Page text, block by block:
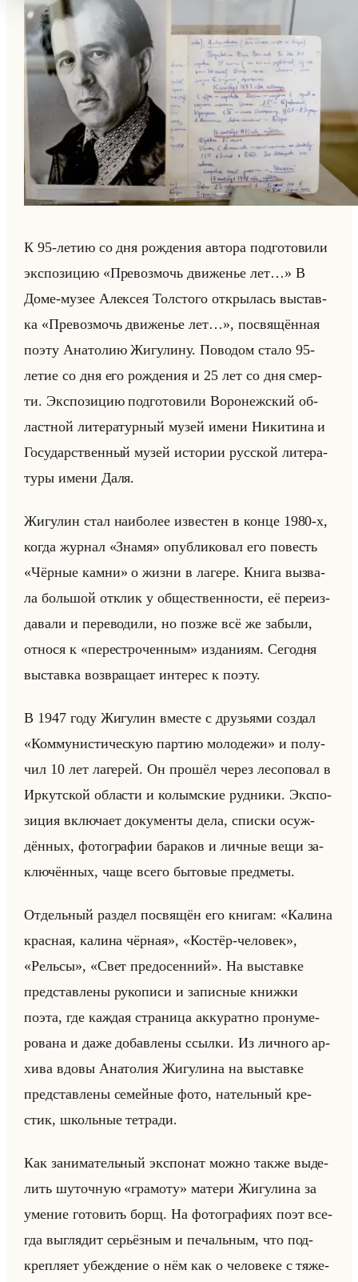
К 95-летию со дня рож­де­ния ав­то­ра под­го­то­ви­ли
экс­по­зи­цию «Превозмочь движенье лет…» В
Доме-музее Алек­сея Тол­сто­го от­кры­лась вы­став­
ка «Превозмочь движенье лет…», по­свя­щён­ная
поэту Ана­то­лию Жи­гу­ли­ну. По­во­дом стало 95-
летие со дня его рож­де­ния и 25 лет со дня смер­
ти. Экс­по­зи­цию под­го­то­ви­ли Во­ро­неж­ский об­
ласт­ной ли­те­ра­тур­ный музей имени Ни­ки­ти­на и
Го­су­дар­ствен­ный музей ис­то­рии рус­ской ли­те­ра­
ту­ры имени Даля.
Жи­гу­лин стал наи­бо­лее из­ве­стен в конце 1980-х,
когда жур­нал «Знамя» опуб­ли­ко­вал его по­весть
«Чёрные камни» о жизни в ла­ге­ре. Книга вы­зва­
ла большой от­клик у об­ще­ствен­но­сти, её пе­ре­из­
да­ва­ли и пе­ре­во­ди­ли, но позже всё же за­бы­ли,
от­но­ся к «перестроченным» из­да­ни­ям. Се­год­ня
вы­став­ка воз­вра­ща­ет ин­те­рес к поэту.
В 1947 году Жи­гу­лин вме­сте с дру­зья­ми со­здал
«Коммунистическую партию молодежи» и по­лу­
чил 10 лет ла­ге­рей. Он про­шёл через ле­со­по­вал в
Ир­кут­ской об­ла­сти и ко­лым­ские руд­ни­ки. Экс­по­
зи­ция вклю­ча­ет до­ку­мен­ты дела, спис­ки осуж­
дён­ных, фо­то­гра­фии ба­ра­ков и лич­ные вещи за­
клю­чён­ных, чаще всего бы­то­вые пред­ме­ты.
От­дельный раз­дел по­свя­щён его кни­гам: «Калина
красная, калина чёрная», «Костёр-человек»,
«Рельсы», «Свет предосенний». На вы­став­ке
пред­став­ле­ны ру­ко­пи­си и за­пис­ные книж­ки
поэта, где каж­дая стра­ни­ца ак­ку­рат­но про­ну­ме­
ро­ва­на и даже до­бав­ле­ны ссыл­ки. Из лич­но­го ар­
хи­ва вдовы Ана­то­лия Жи­гу­ли­на на вы­став­ке
пред­став­ле­ны се­мейные фото, на­тельный кре­
стик, школьные тет­ра­ди.
Как за­ни­ма­тельный экс­по­нат можно также вы­де­
лить шу­точ­ную «грамоту» ма­те­ри Жи­гу­ли­на за
уме­ние го­то­вить борщ. На фо­то­гра­фи­ях поэт все­
гда вы­гля­дит се­рьёз­ным и пе­чальным, что под­
креп­ля­ет убеж­де­ние о нём как о че­ло­ве­ке с тя­же­